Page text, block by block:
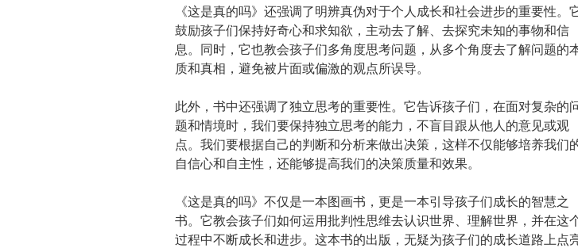
《这是真的吗》还强调了明辨真伪对于个人成长和社会进步的重要性。
鼓励孩子们保持好奇心和求知欲，主动去了解、去探究未知的事物和信
息。同时，它也教会孩子们多角度思考问题，从多个角度去了解问题的
质和真相，避免被片面或偏激的观点所误导。
此外，书中还强调了独立思考的重要性。它告诉孩子们，在面对复杂的
题和情境时，我们要保持独立思考的能力，不盲目跟从他人的意见或观
点。我们要根据自己的判断和分析来做出决策，这样不仅能够培养我们
自信心和自主性，还能够提高我们的决策质量和效果。
《这是真的吗》不仅是一本图画书，更是一本引导孩子们成长的智慧之
书。它教会孩子们如何运用批判性思维去认识世界、理解世界，并在这
过程中不断成长和进步。这本书的出版，无疑为孩子们的成长道路上点